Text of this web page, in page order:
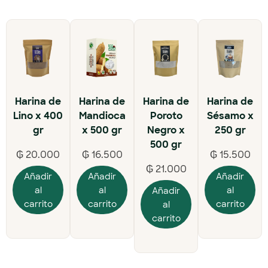
Harina de
Lino x 400
gr
₲ 20.000
Añadir
al
carrito
Harina de
Mandioca
x 500 gr
₲16.500
Añadir
al
carrito
Harina de
Poroto
Negro x
500 gr
₲21.000
Añadir
al
carrito
Harina de
Sésamo x
250 gr
₲15.500
Añadir
al
carrito